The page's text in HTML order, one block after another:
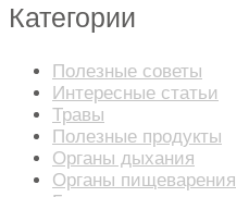
Категории
Полезные советы
Интересные статьи
Травы
Полезные продукты
Органы дыхания
Органы пищеварения